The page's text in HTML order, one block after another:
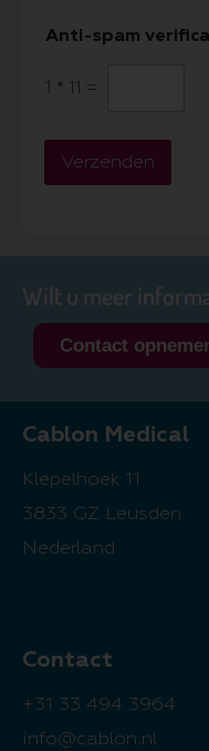
Anti-spam
1 * 11 =
Verzenden
Wilt u meer
Contact
Cablon Medical
Klepelhoek 11
3833 GZ Leusden
Nederland
Contact
+31 33 494 3964
info@cablon.nl